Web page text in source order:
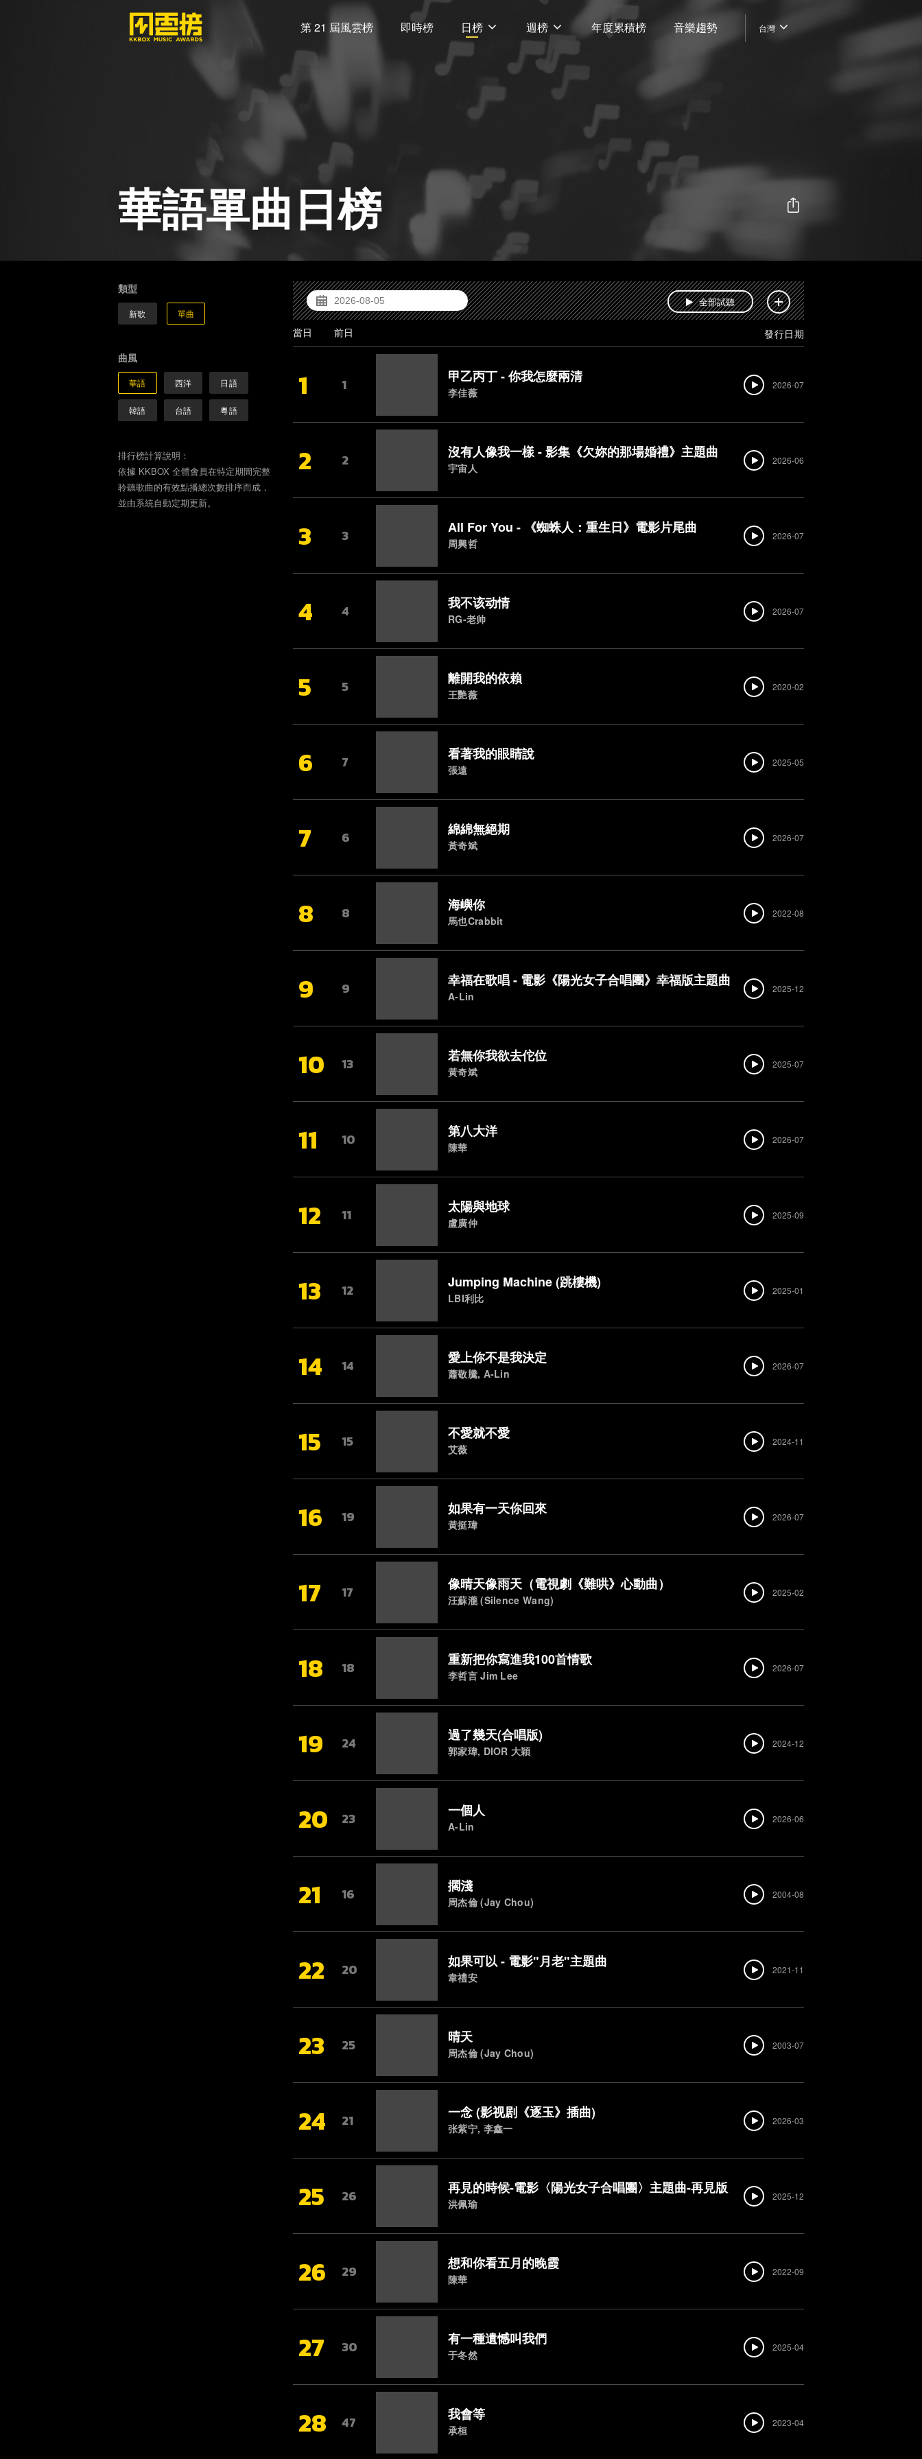
第 21 屆風雲榜 即時榜 日榜 週榜 年度累積榜 音樂趨勢 台灣
華語單曲日榜
類型
新歌 單曲
曲風
華語 西洋 日語
韓語 台語 粵語
排行榜計算說明：
依據 KKBOX 全體會員在特定期間完整
聆聽歌曲的有效點播總次數排序而成，
並由系統自動定期更新。
全部試聽
當日 前日 發行日期
1 1 甲乙丙丁 - 你我怎麼兩清
李佳薇
2026-07
2 2 沒有人像我一樣 - 影集《欠妳的那場婚禮》主題曲
宇宙人
2026-06
3 3 All For You - 《蜘蛛人：重生日》電影片尾曲
周興哲
2026-07
4 4 我不该动情
RG-老帅
2026-07
5 5 離開我的依賴
王艷薇
2020-02
6 7 看著我的眼睛說
張遠
2025-05
7 6 綿綿無絕期
黃奇斌
2026-07
8 8 海嶼你
馬也Crabbit
2022-08
9 9 幸福在歌唱 - 電影《陽光女子合唱團》幸福版主題曲
A-Lin
2025-12
10 13 若無你我欲去佗位
黃奇斌
2025-07
11 10 第八大洋
陳華
2026-07
12 11 太陽與地球
盧廣仲
2025-09
13 12 Jumping Machine (跳樓機)
LBI利比
2025-01
14 14 愛上你不是我決定
蕭敬騰, A-Lin
2026-07
15 15 不愛就不愛
艾薇
2024-11
16 19 如果有一天你回來
黃挺瑋
2026-07
17 17 像晴天像雨天（電視劇《難哄》心動曲）
汪蘇瀧 (Silence Wang)
2025-02
18 18 重新把你寫進我100首情歌
李哲言 Jim Lee
2026-07
19 24 過了幾天(合唱版)
郭家瑋, DIOR 大穎
2024-12
20 23 一個人
A-Lin
2026-06
21 16 擱淺
周杰倫 (Jay Chou)
2004-08
22 20 如果可以 - 電影"月老"主題曲
韋禮安
2021-11
23 25 晴天
周杰倫 (Jay Chou)
2003-07
24 21 一念 (影视剧《逐玉》插曲)
张紫宁, 李鑫一
2026-03
25 26 再見的時候-電影〈陽光女子合唱團〉主題曲-再見版
洪佩瑜
2025-12
26 29 想和你看五月的晚霞
陳華
2022-09
27 30 有一種遺憾叫我們
于冬然
2025-04
28 47 我會等
承桓
2023-04